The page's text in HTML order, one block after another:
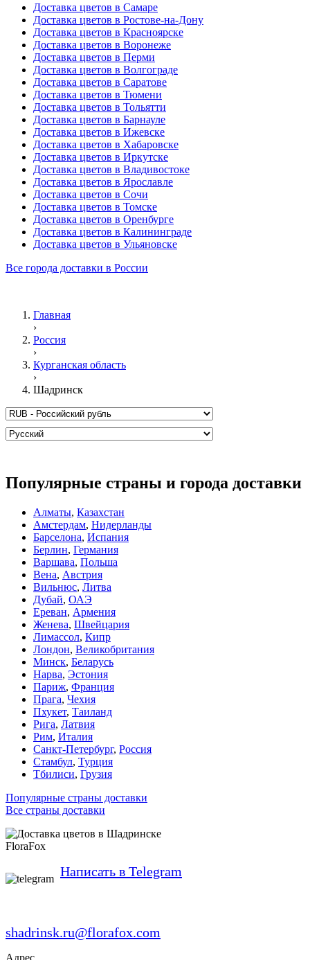
Доставка цветов в Самаре
Доставка цветов в Ростове-на-Дону
Доставка цветов в Красноярске
Доставка цветов в Воронеже
Доставка цветов в Перми
Доставка цветов в Волгограде
Доставка цветов в Саратове
Доставка цветов в Тюмени
Доставка цветов в Тольятти
Доставка цветов в Барнауле
Доставка цветов в Ижевске
Доставка цветов в Хабаровске
Доставка цветов в Иркутске
Доставка цветов в Владивостоке
Доставка цветов в Ярославле
Доставка цветов в Сочи
Доставка цветов в Томске
Доставка цветов в Оренбурге
Доставка цветов в Калининграде
Доставка цветов в Ульяновске
Все города доставки в России
Главная
›
Россия
›
Курганская область
›
Шадринск
Популярные страны и города доставки
Алматы, Казахстан
Амстердам, Нидерланды
Барселона, Испания
Берлин, Германия
Варшава, Польша
Вена, Австрия
Вильнюс, Литва
Дубай, ОАЭ
Ереван, Армения
Женева, Швейцария
Лимассол, Кипр
Лондон, Великобритания
Минск, Беларусь
Нарва, Эстония
Париж, Франция
Прага, Чехия
Пхукет, Таиланд
Рига, Латвия
Рим, Италия
Санкт-Петербург, Россия
Стамбул, Турция
Тбилиси, Грузия
Популярные страны доставки
Все страны доставки
FloraFox
Написать в Telegram
shadrinsk.ru@florafox.com
Адрес